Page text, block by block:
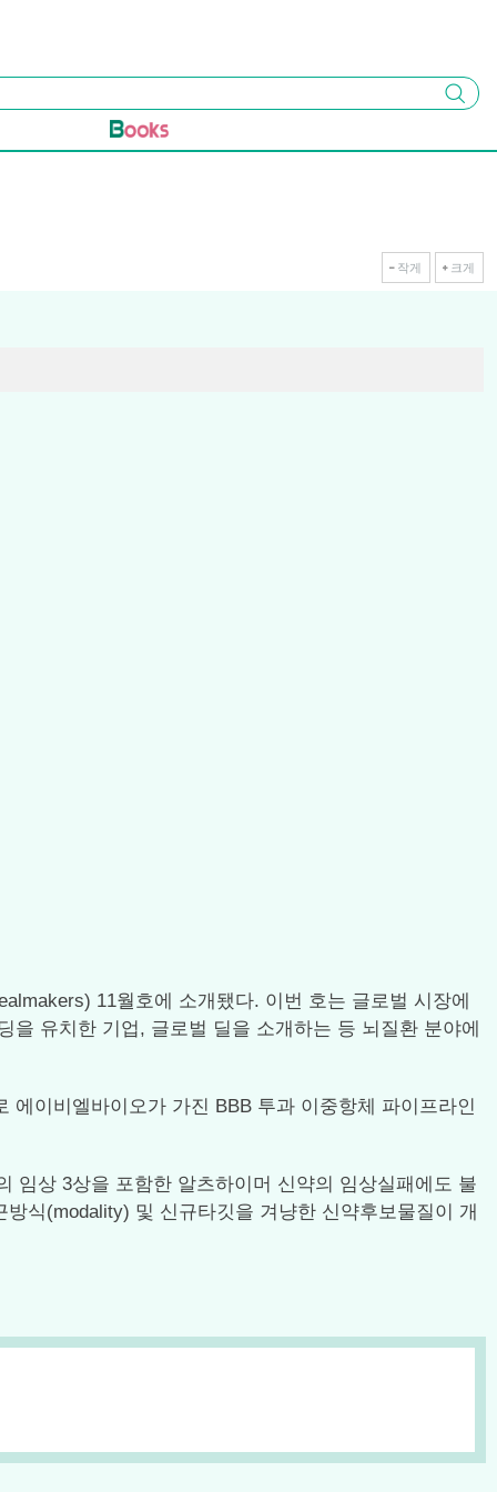
검색
작게 크게
11월호에 소개됐다. 이번 호는 글로벌 시장에
유치한 기업, 글로벌 딜을 소개하는 등 뇌질환 분야에
이비엘바이오가 가진 BBB 투과 이중항체 파이프라인
임상 3상을 포함한 알츠하이머 신약의 임상실패에도 불
식(modality) 및 신규타깃을 겨냥한 신약후보물질이 개